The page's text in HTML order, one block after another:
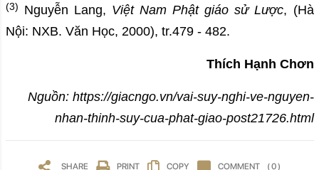
(3) Nguyễn Lang, Việt Nam Phật giáo sử Lược, (Hà
Nội: NXB. Văn Học, 2000), tr.479 - 482.
Thích Hạnh Chơn
Nguồn: https://giacngo.vn/vai-suy-nghi-ve-nguyen-
nhan-thinh-suy-cua-phat-giao-post21726.html
SHARE PRINT COPY COMMENT ( 0 )